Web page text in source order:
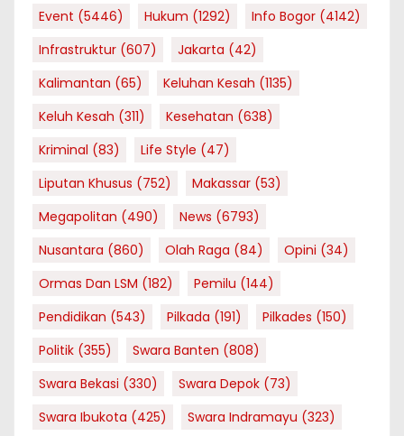
Event (5446) Hukum (1292) Info Bogor (4142)
Infrastruktur (607) Jakarta (42)
Kalimantan (65) Keluhan Kesah (1135)
Keluh Kesah (311) Kesehatan (638)
Kriminal (83) Life Style (47)
Liputan Khusus (752) Makassar (53)
Megapolitan (490) News (6793)
Nusantara (860) Olah Raga (84) Opini (34)
Ormas Dan LSM (182) Pemilu (144)
Pendidikan (543) Pilkada (191) Pilkades (150)
Politik (355) Swara Banten (808)
Swara Bekasi (330) Swara Depok (73)
Swara Ibukota (425) Swara Indramayu (323)